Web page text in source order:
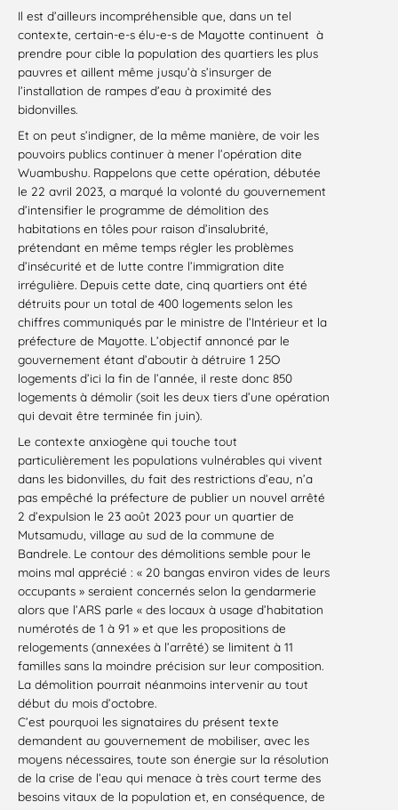
Il est d’ailleurs incompréhensible que, dans un tel
contexte, certain-e-s élu-e-s de Mayotte continuent à
prendre pour cible la population des quartiers les plus
pauvres et aillent même jusqu’à s’insurger de
l’installation de rampes d’eau à proximité des
bidonvilles.
Et on peut s’indigner, de la même manière, de voir les
pouvoirs publics continuer à mener l’opération dite
Wuambushu. Rappelons que cette opération, débutée
le 22 avril 2023, a marqué la volonté du gouvernement
d’intensifier le programme de démolition des
habitations en tôles pour raison d’insalubrité,
prétendant en même temps régler les problèmes
d’insécurité et de lutte contre l’immigration dite
irrégulière. Depuis cette date, cinq quartiers ont été
détruits pour un total de 400 logements selon les
chiffres communiqués par le ministre de l’Intérieur et la
préfecture de Mayotte. L’objectif annoncé par le
gouvernement étant d’aboutir à détruire 1 25O
logements d’ici la fin de l’année, il reste donc 850
logements à démolir (soit les deux tiers d’une opération
qui devait être terminée fin juin).
Le contexte anxiogène qui touche tout
particulièrement les populations vulnérables qui vivent
dans les bidonvilles, du fait des restrictions d’eau, n’a
pas empêché la préfecture de publier un nouvel arrêté
2 d’expulsion le 23 août 2023 pour un quartier de
Mutsamudu, village au sud de la commune de
Bandrele. Le contour des démolitions semble pour le
moins mal apprécié : « 20 bangas environ vides de leurs
occupants » seraient concernés selon la gendarmerie
alors que l’ARS parle « des locaux à usage d’habitation
numérotés de 1 à 91 » et que les propositions de
relogements (annexées à l’arrêté) se limitent à 11
familles sans la moindre précision sur leur composition.
La démolition pourrait néanmoins intervenir au tout
début du mois d’octobre.
C’est pourquoi les signataires du présent texte
demandent au gouvernement de mobiliser, avec les
moyens nécessaires, toute son énergie sur la résolution
de la crise de l’eau qui menace à très court terme des
besoins vitaux de la population et, en conséquence, de